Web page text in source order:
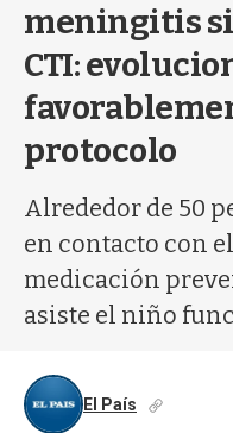
meningitis
CTI:
protocolo
Alrededor de 50
en contacto con
medicación
asiste el niño
El País